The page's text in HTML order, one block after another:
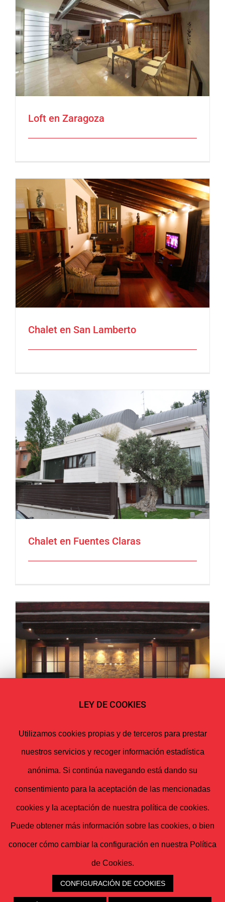
Loft en Zaragoza
Chalet en San Lamberto
Chalet en Fuentes Claras
Vivienda Rústica en Navarra
Aviso Legal|Política de Privacidad |Política de Cookies
© Copyright -2026 | N&N, Arquitectura interior | Todos los
LEY DE COOKIES
Utilizamos cookies propias y de terceros para prestar
nuestros servicios y recoger información estadística
anónima. Si continúa navegando está dando su
consentimiento para la aceptación de las mencionadas
cookies y la aceptación de nuestra política de cookies.
Puede obtener más información sobre las cookies, o bien
conocer cómo cambiar la configuración en nuestra Política
de Cookies.
CONFIGURACIÓN DE COOKIES